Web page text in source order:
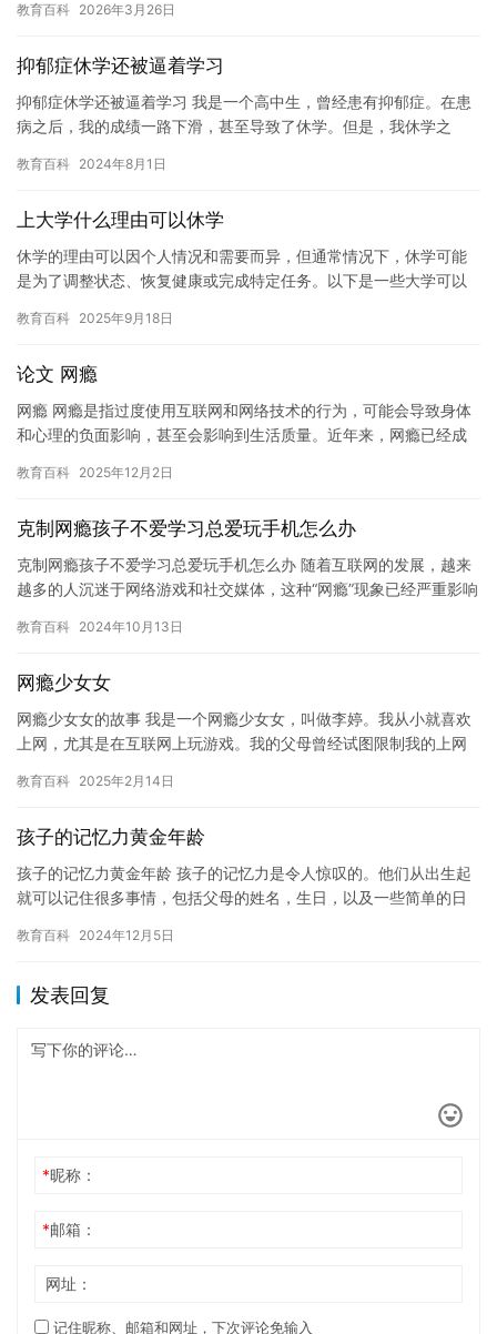
情况下…
教育百科 2026年3月26日
抑郁症休学还被逼着学习
抑郁症休学还被逼着学习 我是一个高中生，曾经患有抑郁症。在患
病之后，我的成绩一路下滑，甚至导致了休学。但是，我休学之
这让我…
教育百科 2024年8月1日
上大学什么理由可以休学
休学的理由可以因个人情况和需要而异，但通常情况下，休学可能
是为了调整状态、恢复健康或完成特定任务。以下是一些大学可以
整…
教育百科 2025年9月18日
论文 网瘾
网瘾 网瘾是指过度使用互联网和网络技术的行为，可能会导致身体
和心理的负面影响，甚至会影响到生活质量。近年来，网瘾已经成
讨网…
教育百科 2025年12月2日
克制网瘾孩子不爱学习总爱玩手机怎么办
克制网瘾孩子不爱学习总爱玩手机怎么办 随着互联网的发展，越来
越多的人沉迷于网络游戏和社交媒体，这种“网瘾”现象已经严重影响
教育百科 2024年10月13日
网瘾少女女
网瘾少女女的故事 我是一个网瘾少女女，叫做李婷。我从小就喜欢
上网，尤其是在互联网上玩游戏。我的父母曾经试图限制我的上网
的学…
教育百科 2025年2月14日
孩子的记忆力黄金年龄
孩子的记忆力黄金年龄 孩子的记忆力是令人惊叹的。他们从出生起
就可以记住很多事情，包括父母的姓名，生日，以及一些简单的日
年时…
教育百科 2024年12月5日
发表回复
*昵称：
*邮箱：
网址：
记住昵称、邮箱和网址，下次评论免输入